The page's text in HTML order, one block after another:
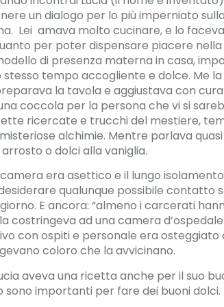
un dialogo per lo più imperniato
Lei amava molto cucinare, e lo
per poter dispensare piacere nella
di presenza materna in casa,
tempo accogliente e dolce. Me
la tavola e aggiustava con
coccola per la persona che vi si
ricercate e trucchi del mestiere,
alchimie. Mentre parlava
o dolci alla vaniglia.
camera era asettico e il lungo
qualunque possibile contatto
E ancora: “almeno i carcerati
costringeva ad una camera
con ospiti e personale era
coloro che la avvicinano.
aveva una ricetta anche per il suo
sono importanti per fare dei buoni